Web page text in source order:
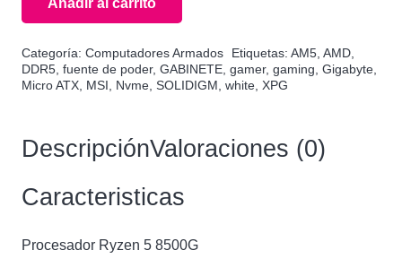
$799.900.
RYZEN
5
cantidad
Añadir al carrito
Categoría: Computadores Armados Etiquetas: AM5, AMD,
DDR5 fuente de poder, GABINETE gamer, gaming Gigabyte
Micro ATX MSI Nvme SOLIDIGM white XPG
DescripciónValoraciones (0)
Caracteristicas
Procesador Ryzen 5 8500G